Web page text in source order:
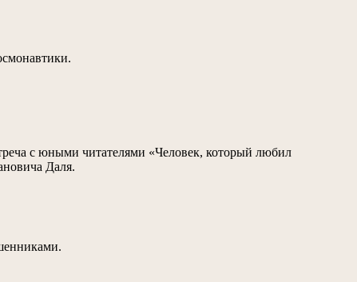
с юными читателями «Человек, который любил
Даля.